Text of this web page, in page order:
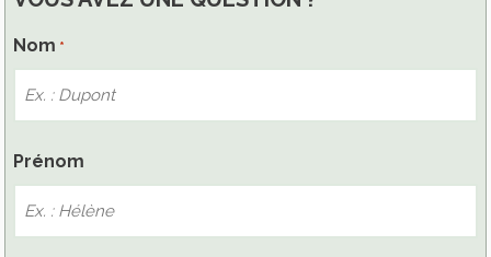
Nom *
Prénom